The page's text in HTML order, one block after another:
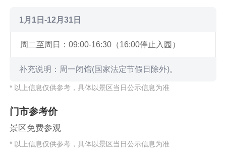
1月1日-12月31日
周二至周日：09:00-16:30（16:00停止入园）
补充说明：周一闭馆(国家法定节假日除外)。
* 以上信息仅供参考，具体以景区当日公示信息为准
门市参考价
景区免费参观
* 以上信息仅供参考，具体以景区当日公示信息为准